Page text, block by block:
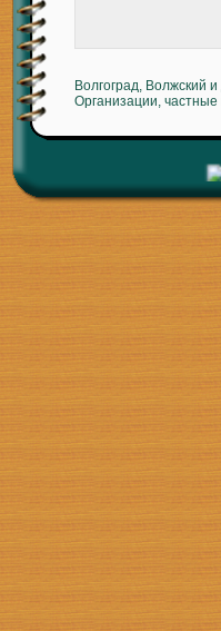
Волгоград, Волжский
Организации,